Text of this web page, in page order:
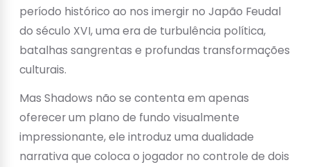
período histórico ao nos imergir no Japão Feudal
do século XVI, uma era de turbulência política,
batalhas sangrentas e profundas transformações
culturais.
Mas Shadows não se contenta em apenas
oferecer um plano de fundo visualmente
impressionante, ele introduz uma dualidade
narrativa que coloca o jogador no controle de dois